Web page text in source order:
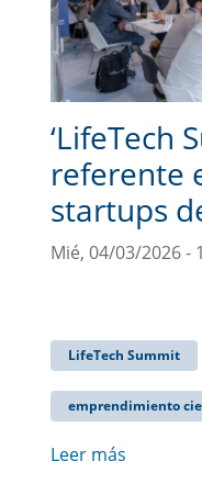
‘LifeTech
referente
startups
Mié, 04/03/2026 -
LifeTech Summit
emprendimiento
Leer más